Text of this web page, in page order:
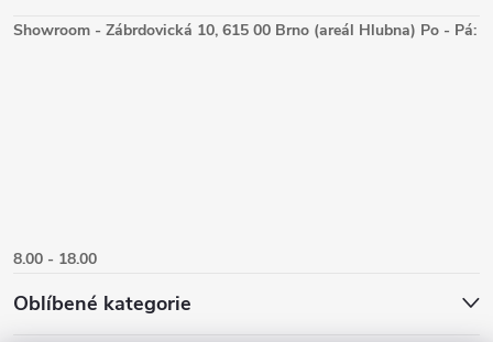
Showroom - Zábrdovická 10, 615 00 Brno (areál Hlubna) Po - Pá:
8.00 - 18.00
Oblíbené kategorie